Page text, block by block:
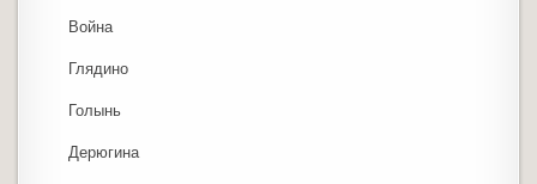
Война
Глядино
Голынь
Дерюгина